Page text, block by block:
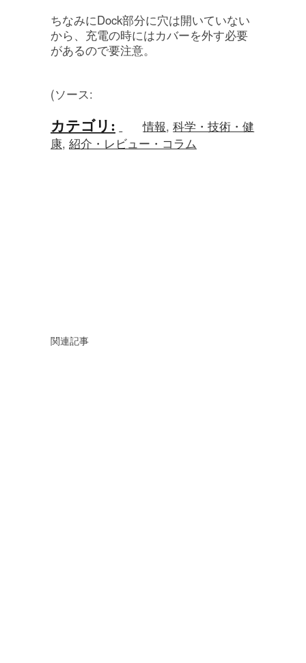
ちなみにDock部分に穴は開いていない
から、充電の時にはカバーを外す必要
があるので要注意。
(ソース:
カテゴリ : 情報, 科学・技術・健
康, 紹介・レビュー・コラム
関連記事